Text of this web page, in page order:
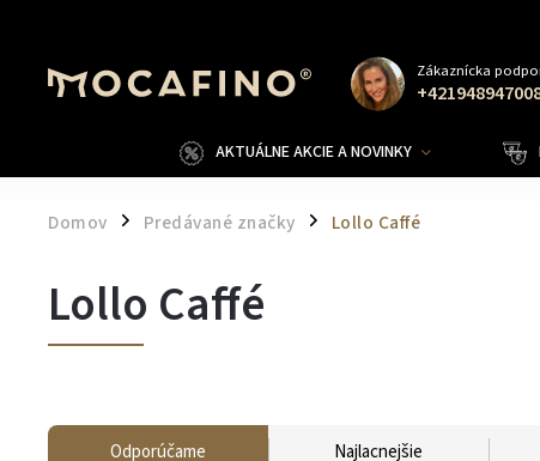
Zákaznícka
AKTUÁLNE AKCIE A NOVINKY
Domov / Predávané značky / Lollo Caffé
Lollo Caffé
Odporúčame Najlacnejšie